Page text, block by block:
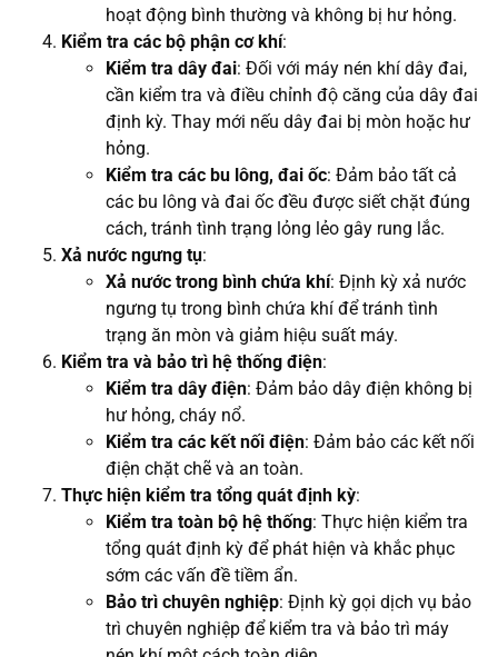
hoạt động bình thường và không bị hư hỏng.
Kiểm tra các bộ phận cơ khí:
Kiểm tra dây đai: Đối với máy nén khí dây đai,
cần kiểm tra và điều chỉnh độ căng của dây đai
định kỳ. Thay mới nếu dây đai bị mòn hoặc hư
hỏng.
Kiểm tra các bu lông, đai ốc: Đảm bảo tất cả
các bu lông và đai ốc đều được siết chặt đúng
cách, tránh tình trạng lỏng lẻo gây rung lắc.
Xả nước ngưng tụ:
Xả nước trong bình chứa khí: Định kỳ xả nước
ngưng tụ trong bình chứa khí để tránh tình
trạng ăn mòn và giảm hiệu suất máy.
Kiểm tra và bảo trì hệ thống điện:
Kiểm tra dây điện: Đảm bảo dây điện không bị
hư hỏng, cháy nổ.
Kiểm tra các kết nối điện: Đảm bảo các kết nối
điện chặt chẽ và an toàn.
Thực hiện kiểm tra tổng quát định kỳ:
Kiểm tra toàn bộ hệ thống: Thực hiện kiểm tra
tổng quát định kỳ để phát hiện và khắc phục
sớm các vấn đề tiềm ẩn.
Bảo trì chuyên nghiệp: Định kỳ gọi dịch vụ bảo
trì chuyên nghiệp để kiểm tra và bảo trì máy